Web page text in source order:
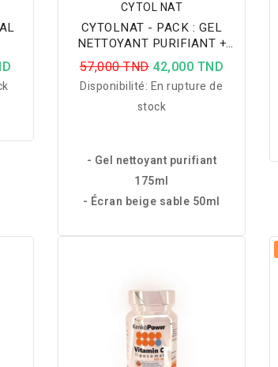
CYTOL NAT
CYTOLNAT - PACK : GEL
NETTOYANT PURIFIANT +
ECRAN BEIGE SABLE
57,000 TND 42,000 TND
Disponibilité: En rupture de
stock
- Gel nettoyant purifiant
175ml
- Écran beige sable 50ml